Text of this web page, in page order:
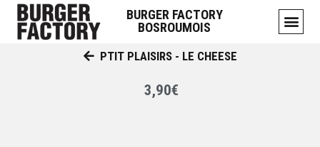
BURGER FACTORY
BOSROUMOIS
PTIT PLAISIRS - LE CHEESE
3,90€